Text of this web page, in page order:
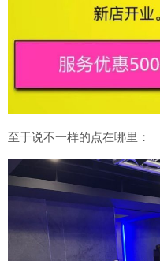
至于说不一样的点在哪里：